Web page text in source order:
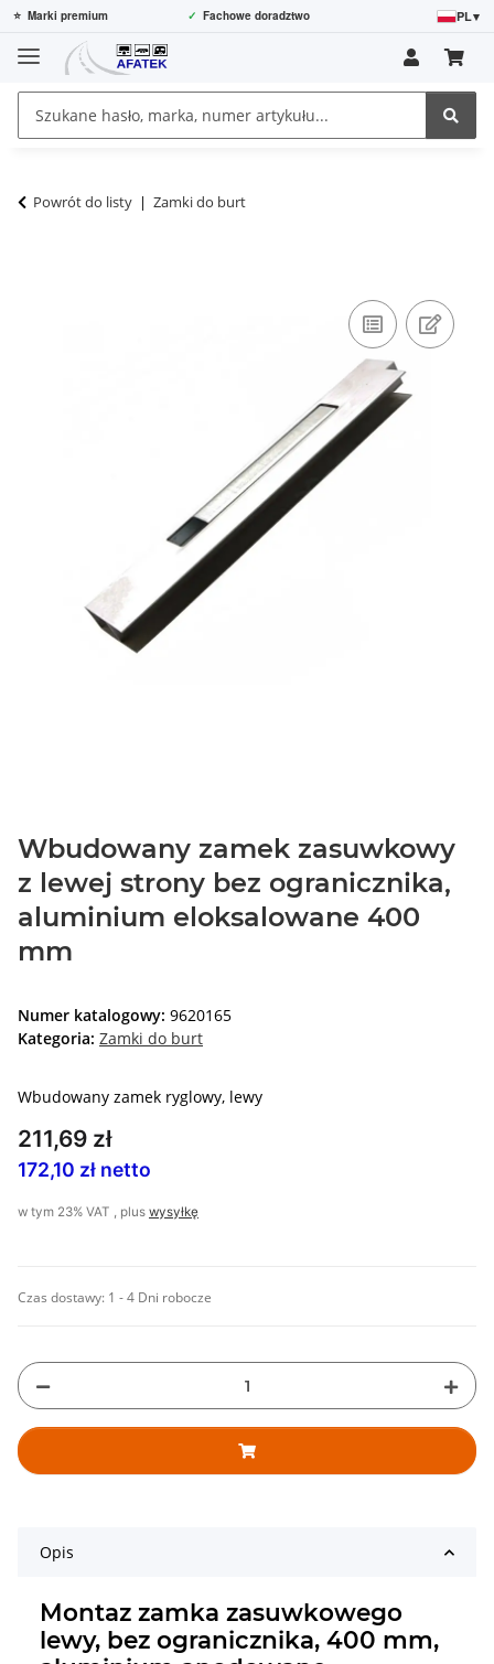
⭐ Marki premium ✓ Fachowe doradztwo PL▾
Powrót do listy Zamki do burt
Wbudowany zamek zasuwkowy
z lewej strony bez ogranicznika,
aluminium eloksalowane 400
mm
Numer katalogowy: 9620165
Kategoria: Zamki do burt
Wbudowany zamek ryglowy, lewy
211,69 zł
172,10 zł netto
w tym 23% VAT , plus wysyłkę
Czas dostawy: 1 - 4 Dni robocze
Opis
Montaz zamka zasuwkowego
lewy, bez ogranicznika, 400 mm,